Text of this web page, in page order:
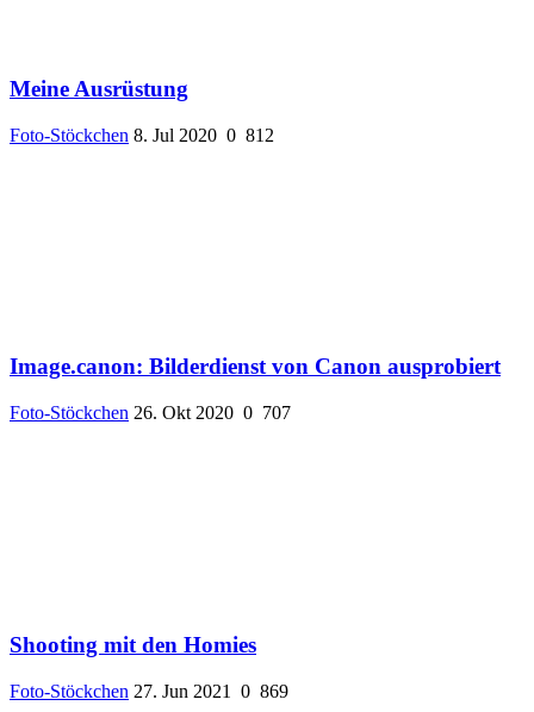
Meine Ausrüstung
Foto-Stöckchen 8. Jul 2020 0 812
Image.canon: Bilderdienst von Canon ausprobiert
Foto-Stöckchen 26. Okt 2020 0 707
Shooting mit den Homies
Foto-Stöckchen 27. Jun 2021 0 869